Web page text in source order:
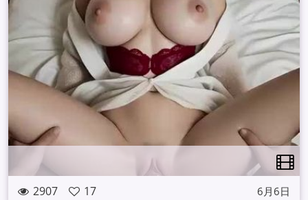
2907 17 6月6日